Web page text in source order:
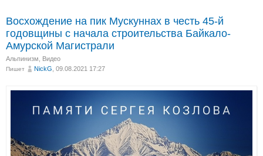
Восхождение на пик Мускуннах в честь 45-й
годовщины с начала строительства Байкало-
Амурской Магистрали
Альпинизм Видео
Пишет NickG , 09.08.2021 17:27